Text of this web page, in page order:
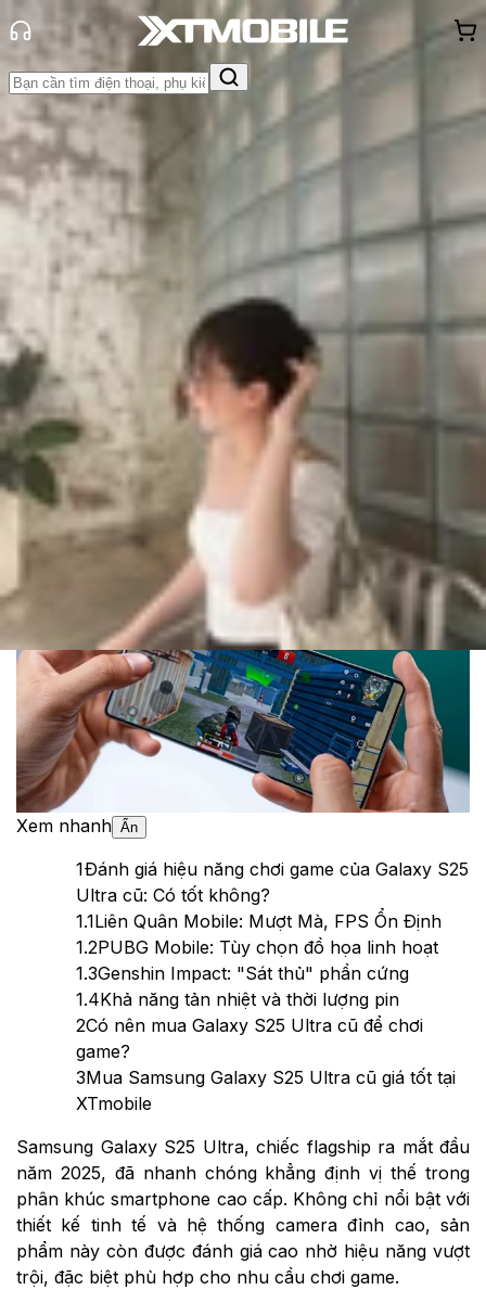
Trang chủ
Tin tức
Hỏi đáp
Tin Mới
Đánh Giá - Trên Tay
Khuyến
Thủ thuật Thông báoKhách
hàng - Sự kiện
Samsung Galaxy S25 Ultra cũ chơi
game có tốt không? Hiệu năng thế
nào?
Triệu Vy
Ngày đăng: 19/06/2025
Cập nhật:19/06/2025
Theo dõi XTMobile trên
Xem nhanh Ẩn
1Đánh giá hiệu năng chơi game của Galaxy S25
Ultra cũ: Có tốt không?
1.1Liên Quân Mobile: Mượt Mà, FPS Ổn Định
1.2PUBG Mobile: Tùy chọn đồ họa linh hoạt
1.3Genshin Impact: "Sát thủ" phần cứng
1.4Khả năng tản nhiệt và thời lượng pin
2Có nên mua Galaxy S25 Ultra cũ để chơi
game?
3Mua Samsung Galaxy S25 Ultra cũ giá tốt tại
XTmobile
Samsung Galaxy S25 Ultra, chiếc flagship ra mắt đầu
năm 2025, đã nhanh chóng khẳng định vị thế trong
phân khúc smartphone cao cấp. Không chỉ nổi bật với
thiết kế tinh tế và hệ thống camera đỉnh cao, sản
phẩm này còn được đánh giá cao nhờ hiệu năng vượt
trội, đặc biệt phù hợp cho nhu cầu chơi game.